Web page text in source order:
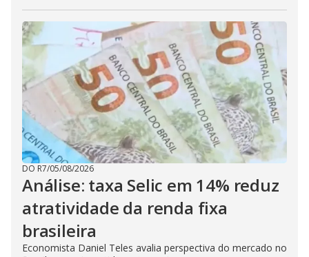
DO R7/05/08/2026
Análise: taxa Selic em 14% reduz
atratividade da renda fixa
brasileira
Economista Daniel Teles avalia perspectiva do mercado no